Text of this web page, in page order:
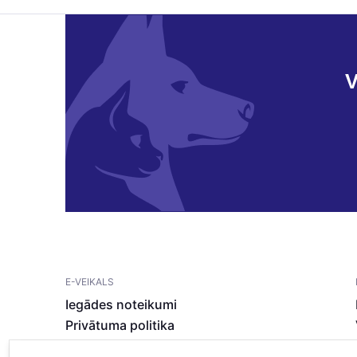
E-VEIKALS
Iegādes noteikumi
Privātuma politika